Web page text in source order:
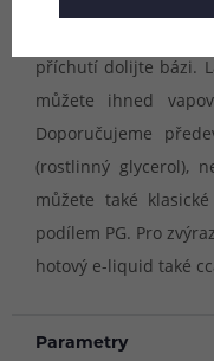
příchutí dolijte bázi.
můžete ihned
Doporučujeme
(rostlinný glycerol),
můžete také
podílem PG. Pro
hotový e-liquid také
Parametry